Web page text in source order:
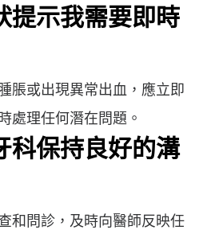
提示我需要即時
脹或出現異常出血，應立即
處理任何潛在問題。
科保持良好的溝
和問診，及時向醫師反映任